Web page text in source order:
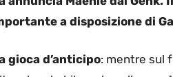
a disposizione di
gioca d’anticipo: mentre sul